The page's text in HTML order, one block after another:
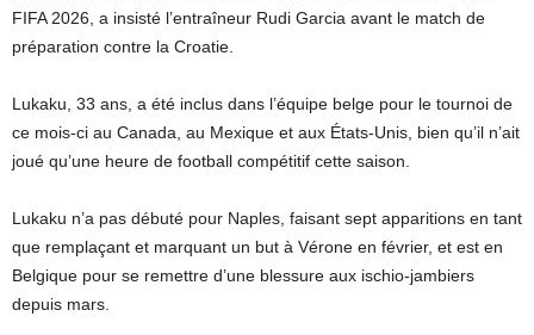
FIFA 2026, a insisté l’entraîneur Rudi Garcia avant le match de
préparation contre la Croatie.
Lukaku, 33 ans, a été inclus dans l’équipe belge pour le tournoi de
ce mois-ci au Canada, au Mexique et aux États-Unis, bien qu’il n’ait
joué qu’une heure de football compétitif cette saison.
Lukaku n’a pas débuté pour Naples, faisant sept apparitions en tant
que remplaçant et marquant un but à Vérone en février, et est en
Belgique pour se remettre d’une blessure aux ischio-jambiers
depuis mars.